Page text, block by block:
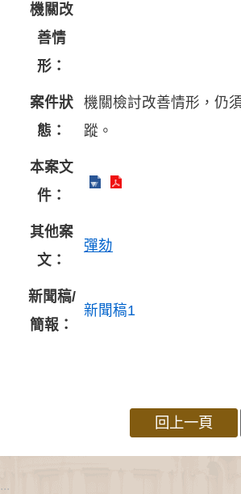
機關改
善情
形：
案件狀
態：
機關檢討改善情形，仍
蹤。
本案文
件：
其他案
文：
彈劾
新聞稿/
簡報：
新聞稿1
回上一頁
:::